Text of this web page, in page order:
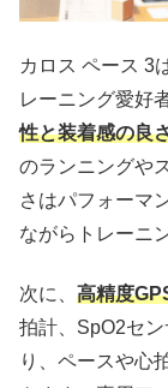
カロス ペース 3
レーニング愛好
性と装着感の良
のランニングや
さはパフォーマ
ながらトレーニ
次に、 高精度
拍計、SpO2セ
り、ペースや心